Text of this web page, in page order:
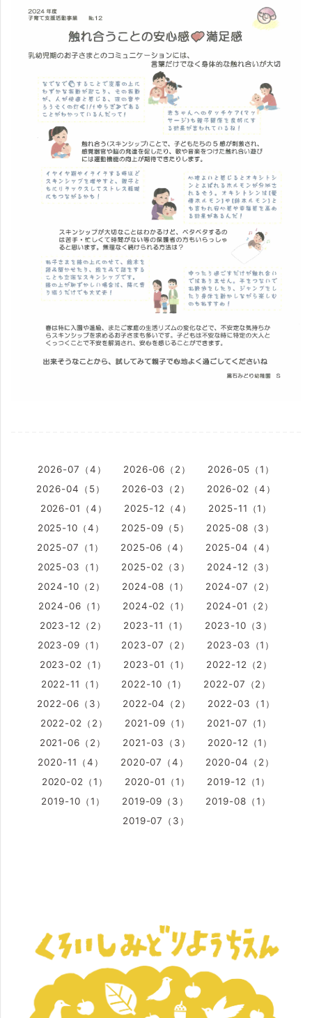
2026-07（4） 2026-06（2）
2026-05（1）
2026-04（5）
2026-03（2）
2026-02（4）
2026-01（4）
2025-12（4）
2025-11（1）
2025-10（4）
2025-09（5）
2025-08（3）
2025-07（1）
2025-06（4）
2025-04（4）
2025-03（1）
2025-02（3）
2024-12（3）
2024-10（2）
2024-08（1）
2024-07（2）
2024-06（1）
2024-02（1）
2024-01（2）
2023-12（2）
2023-11（1）
2023-10（3）
2023-09（1）
2023-07（2）
2023-03（1）
2023-02（1）
2023-01（1）
2022-12（2）
2022-11（1）
2022-10（1）
2022-07（2）
2022-06（3）
2022-04（2）
2022-03（1）
2022-02（2）
2021-09（1）
2021-07（1）
2021-06（2）
2021-03（3）
2020-12（1）
2020-11（4）
2020-07（4）
2020-04（2）
2020-02（1）
2020-01（1）
2019-12（1）
2019-10（1）
2019-09（3）
2019-08（1）
2019-07（3）